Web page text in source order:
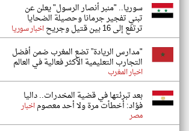
سوريا.. "منبر أنصار الرسول" يعلن عن
تبني تفجير جرمانا وحصيلة الضحايا
ترتفع إلى 16 بين قتيل وجريح اخبار سوريا
"مدارس الريادة” تضع المغرب ضمن أفضل
التجارب التعليمية الأكثر فعالية في العالم
اخبار المغرب
بعد تبرئتها في قضية المخدرات.. داليا
فؤاد: أخطأت مرة ولا أحد معصوماخبار
مصر